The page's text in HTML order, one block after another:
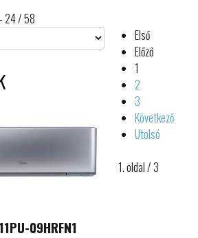
Első
Előző
1
2
3
Következő
Utolsó
1. oldal / 3
24 / 58
09HRFN1